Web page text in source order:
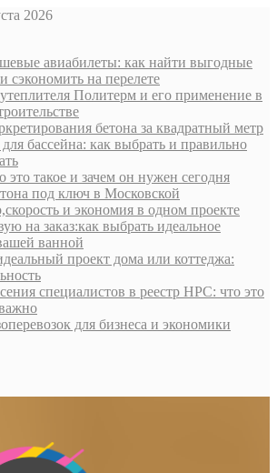
2026
авиабилеты: как найти выгодные
сэкономить на перелете
Политерм и его применение в
бетона за квадратный метр
бассейна: как выбрать и правильно
это такое и зачем он нужен сегодня
под ключ в Московской
и экономия в одном проекте
на заказ:как выбрать идеальное
ванной
проект дома или коттеджа:
специалистов в реестр НРС: что это
для бизнеса и экономики